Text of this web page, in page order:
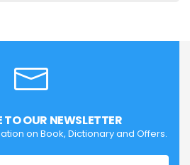
TO OUR NEWSLETTER
on Book, Dictionary and Offers.